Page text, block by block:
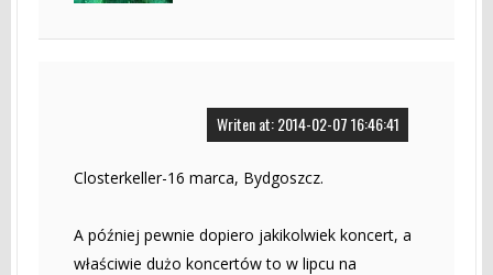
Writen at: 2014-02-07 16:46:41
Closterkeller-16 marca, Bydgoszcz.
A później pewnie dopiero jakikolwiek koncert, a
właściwie dużo koncertów to w lipcu na